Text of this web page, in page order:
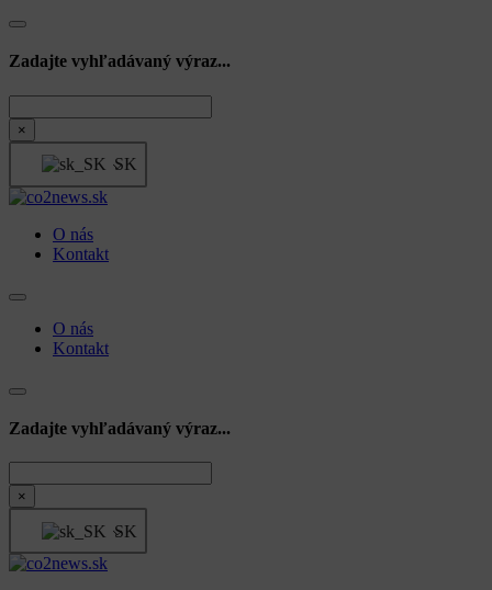
Zadajte vyhľadávaný výraz...
×
SK
O nás
Kontakt
O nás
Kontakt
Zadajte vyhľadávaný výraz...
×
SK